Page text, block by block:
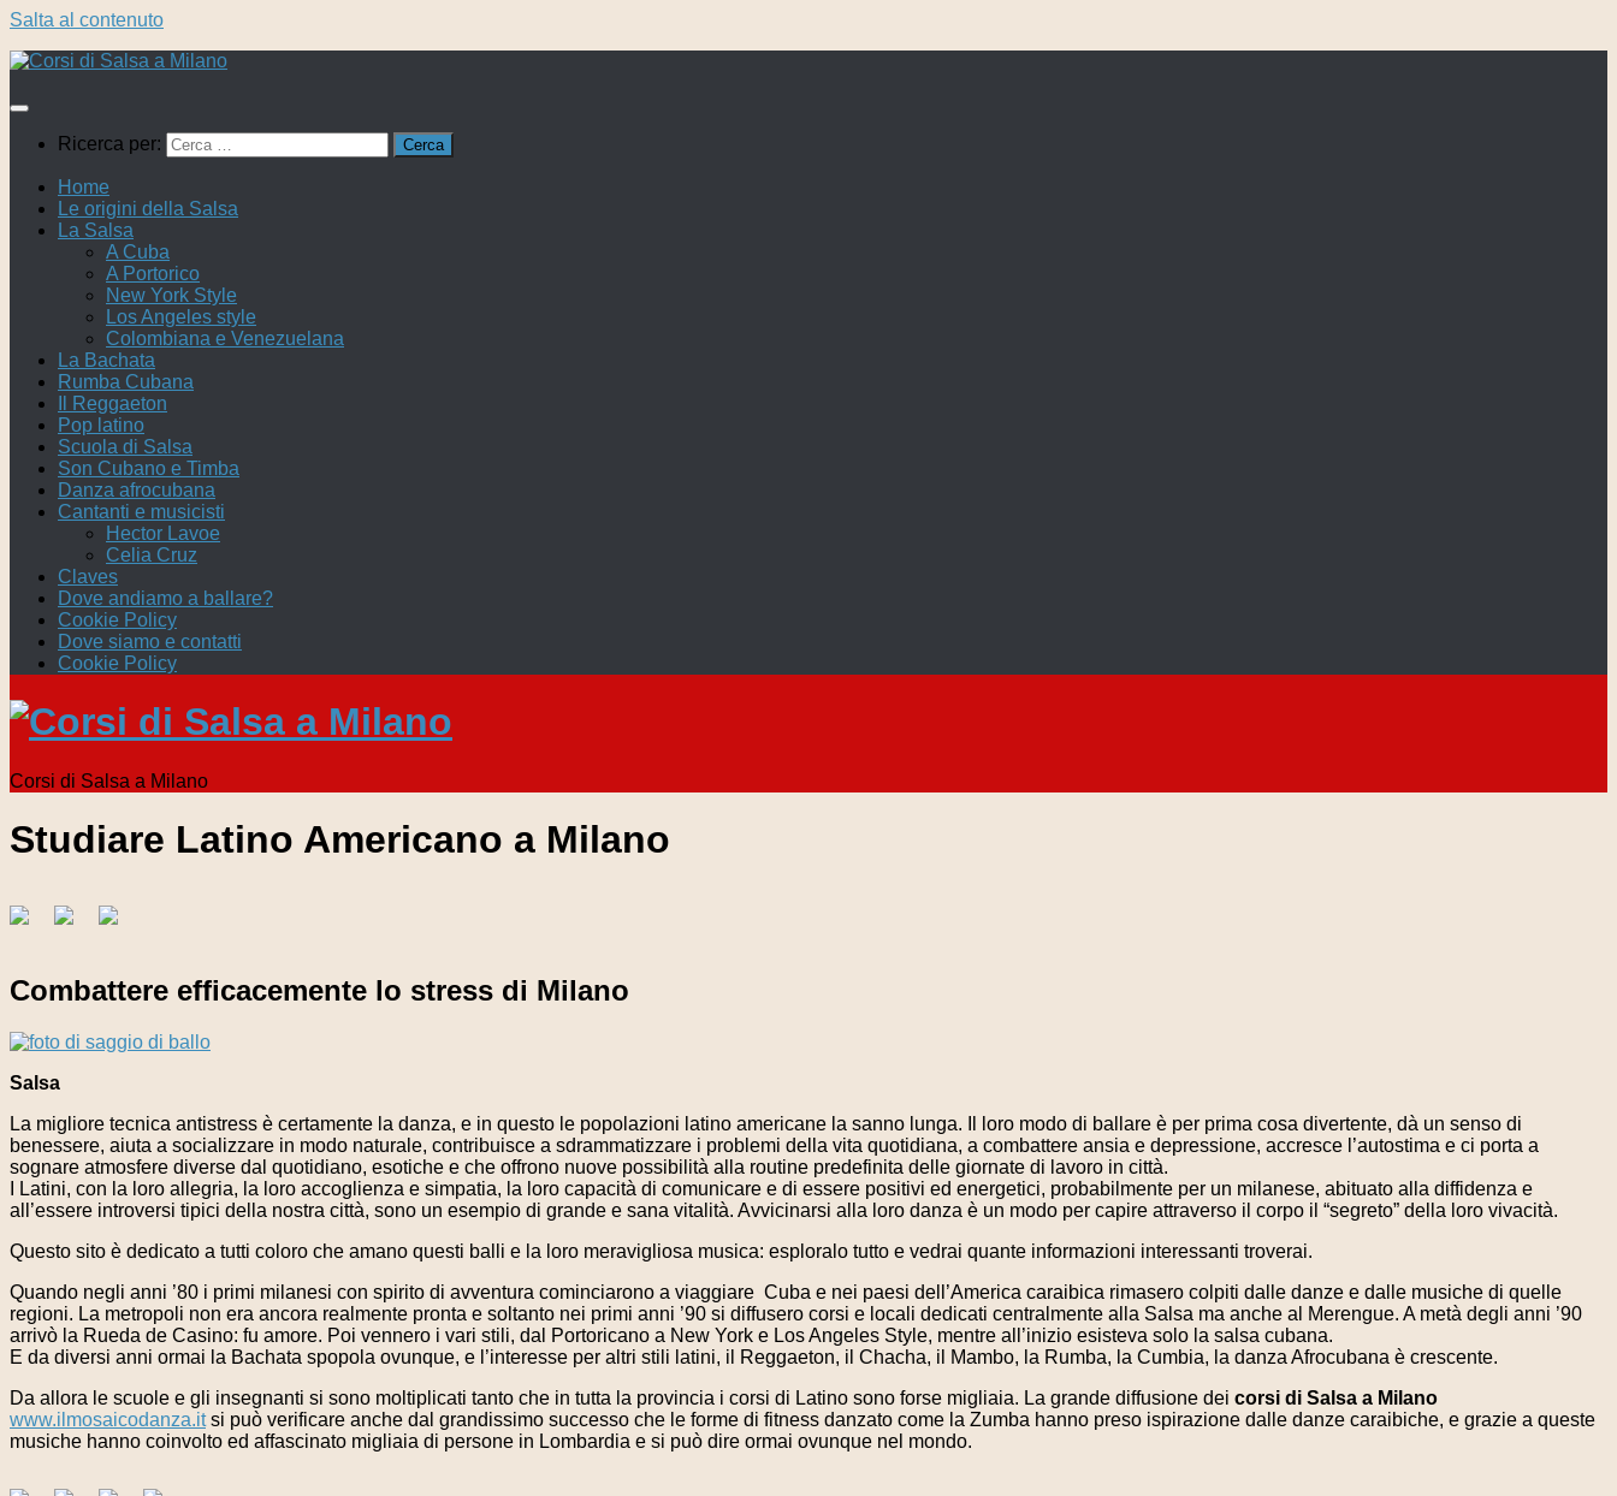
Salta al contenuto
Ricerca per:
Home
Le origini della Salsa
La Salsa
A Cuba
A Portorico
New York Style
Los Angeles style
Colombiana e Venezuelana
La Bachata
Rumba Cubana
Il Reggaeton
Pop latino
Scuola di Salsa
Son Cubano e Timba
Danza afrocubana
Cantanti e musicisti
Hector Lavoe
Celia Cruz
Claves
Dove andiamo a ballare?
Cookie Policy
Dove siamo e contatti
Cookie Policy
Corsi di Salsa a Milano
Studiare Latino Americano a Milano
Combattere efficacemente lo stress di Milano
Salsa
La migliore tecnica antistress è certamente la danza, e in questo le popolazioni latino americane la sanno lunga. Il loro modo di ballare è per prima cosa divertente, dà un senso di
benessere, aiuta a socializzare in modo naturale, contribuisce a sdrammatizzare i problemi della vita quotidiana, a combattere ansia e depressione, accresce l’autostima e ci porta a
sognare atmosfere diverse dal quotidiano, esotiche e che offrono nuove possibilità alla routine predefinita delle giornate di lavoro in città.
I Latini, con la loro allegria, la loro accoglienza e simpatia, la loro capacità di comunicare e di essere positivi ed energetici, probabilmente per un milanese, abituato alla diffidenza e
all’essere introversi tipici della nostra città, sono un esempio di grande e sana vitalità. Avvicinarsi alla loro danza è un modo per capire attraverso il corpo il “segreto” della loro vivacità.
Questo sito è dedicato a tutti coloro che amano questi balli e la loro meravigliosa musica: esploralo tutto e vedrai quante informazioni interessanti troverai.
Quando negli anni ’80 i primi milanesi con spirito di avventura cominciarono a viaggiare Cuba e nei paesi dell’America caraibica rimasero colpiti dalle danze e dalle musiche di quelle
regioni. La metropoli non era ancora realmente pronta e soltanto nei primi anni ’90 si diffusero corsi e locali dedicati centralmente alla Salsa ma anche al Merengue. A metà degli anni ’90
arrivò la Rueda de Casino: fu amore. Poi vennero i vari stili, dal Portoricano a New York e Los Angeles Style, mentre all’inizio esisteva solo la salsa cubana.
E da diversi anni ormai la Bachata spopola ovunque, e l’interesse per altri stili latini, il Reggaeton, il Chacha, il Mambo, la Rumba, la Cumbia, la danza Afrocubana è crescente.
Da allora le scuole e gli insegnanti si sono moltiplicati tanto che in tutta la provincia i corsi di Latino sono forse migliaia. La grande diffusione dei corsi di Salsa a Milano
www.ilmosaicodanza.itsi può verificare anche dal grandissimo successo che le forme di fitness danzato come la Zumba hanno preso ispirazione dalle danze caraibiche, e grazie a queste
musiche hanno coinvolto ed affascinato migliaia di persone in Lombardia e si può dire ormai ovunque nel mondo.